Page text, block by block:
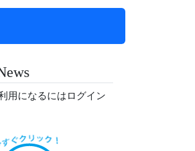
用になるにはログイン